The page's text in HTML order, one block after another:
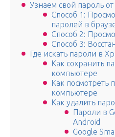
Узнаем свой пароль
Способ 1:
паролей в
Способ 2:
Способ 3:
Где искать пароли в
Как сохранить
компьютере
Как посмотреть
компьютере
Как удалить
Пароли в
Android
Google